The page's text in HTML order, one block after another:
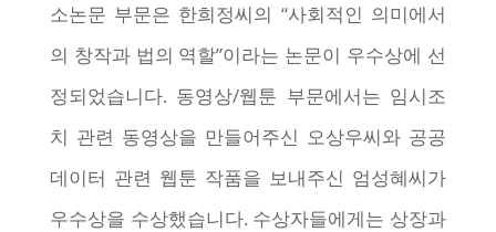
소논문 부문은 한희정씨의 “사회적인 의미에서
의 창작과 법의 역할”이라는 논문이 우수상에 선
정되었습니다. 동영상/웹툰 부문에서는 임시조
치 관련 동영상을 만들어주신 오상우씨와 공공
데이터 관련 웹툰 작품을 보내주신 엄성혜씨가
우수상을 수상했습니다. 수상자들에게는 상장과